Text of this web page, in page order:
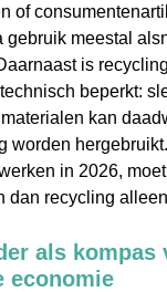
of
gebruik meestal
is
beperkt:
kan
worden
in 2026,
dan recycling
als kompas
economie